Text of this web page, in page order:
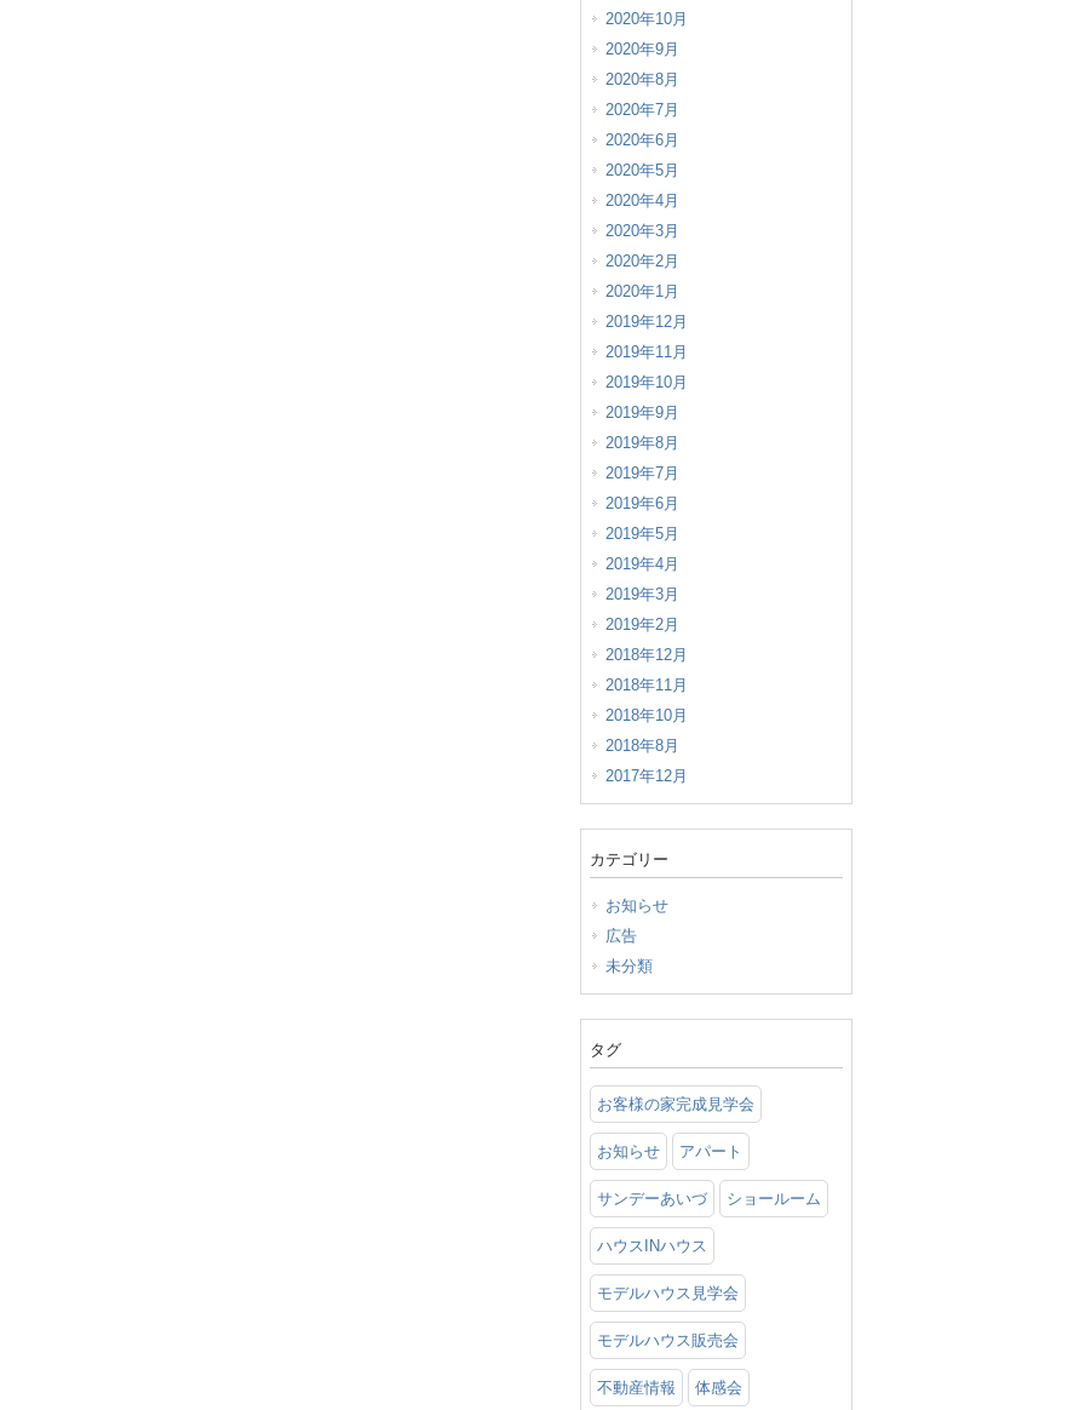
2020年10月
2020年9月
2020年8月
2020年7月
2020年6月
2020年5月
2020年4月
2020年3月
2020年2月
2020年1月
2019年12月
2019年11月
2019年10月
2019年9月
2019年8月
2019年7月
2019年6月
2019年5月
2019年4月
2019年3月
2019年2月
2018年12月
2018年11月
2018年10月
2018年8月
2017年12月
カテゴリー
お知らせ
広告
未分類
タグ
お客様の家完成見学会
お知らせ アパート
サンデーあいづ ショールーム
ハウスINハウス
モデルハウス見学会
モデルハウス販売会
不動産情報 体感会